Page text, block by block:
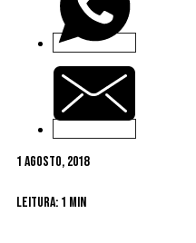
1 Agosto, 2018
Leitura: 1 min